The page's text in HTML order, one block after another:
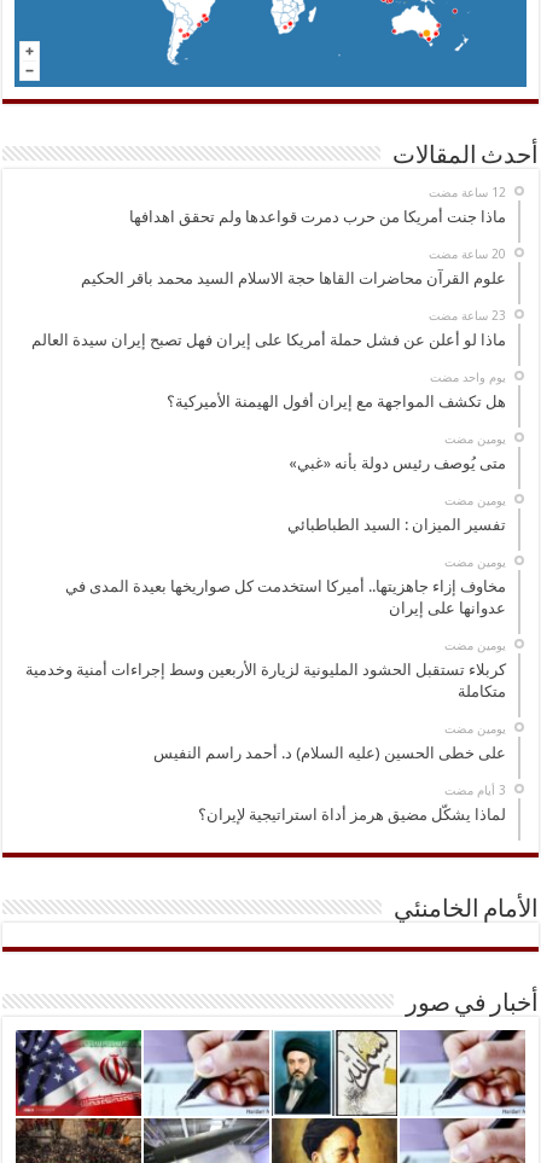
أحدث المقالات
ماذا جنت أمريكا من حرب دمرت قواعدها ولم تحقق اهدافها
علوم القرآن محاضرات القاها حجة الاسلام السيد محمد باقر الحكيم
ماذا لو أعلن عن فشل حملة أمريكا على إيران فهل تصبح إيران سيدة العالم
‏يوم واحد مضت
هل تكشف المواجهة مع إيران أفول الهيمنة الأميركية؟
‏يومين مضت
متى يُوصف رئيس دولة بأنه «غبي»
‏يومين مضت
تفسير الميزان : السيد الطباطبائي
‏يومين مضت
مخاوف إزاء جاهزيتها.. أميركا استخدمت كل صواريخها بعيدة المدى في
عدوانها على إيران
‏يومين مضت
كربلاء تستقبل الحشود المليونية لزيارة الأربعين وسط إجراءات أمنية وخدمية
متكاملة
‏يومين مضت
على خطى الحسين (عليه السلام) د. أحمد راسم النفيس
لماذا يشكّل مضيق هرمز أداة استراتيجية لإيران؟
الأمام الخامنئي
أخبار في صور